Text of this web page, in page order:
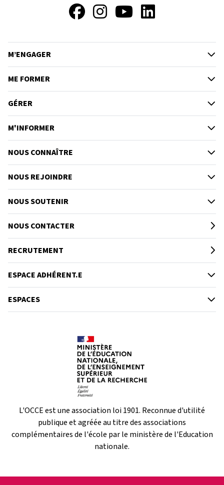
FacebookInstagramYouTube
M’ENGAGER
ME FORMER
GÉRER
M'INFORMER
NOUS CONNAÎTRE
NOUS REJOINDRE
NOUS SOUTENIR
NOUS CONTACTER
RECRUTEMENT
ESPACE ADHÉRENT.E
ESPACES
L'OCCE est une association loi 1901. Reconnue d'utilité
publique et agréée au titre des associations
complémentaires de l'école par le ministère de l'Education
nationale.